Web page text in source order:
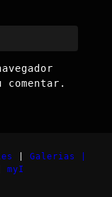
comentar.
Galerias |
myI